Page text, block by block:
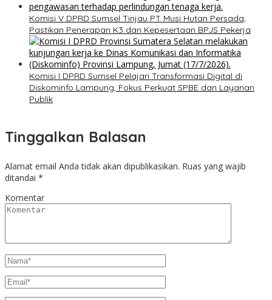
Komisi V DPRD Sumsel Tinjau PT Musi Hutan Persada,
Pastikan Penerapan K3 dan Kepesertaan BPJS Pekerja
Komisi I DPRD Sumsel Pelajari Transformasi Digital di
Diskominfo Lampung, Fokus Perkuat SPBE dan Layanan
Publik
Tinggalkan Balasan
Alamat email Anda tidak akan dipublikasikan. Ruas yang wajib
ditandai *
Komentar